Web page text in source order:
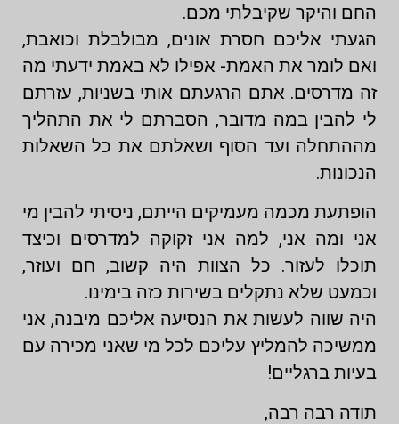
החם והיקר שקיבלתי מכם.
הגעתי אליכם חסרת אונים, מבולבלת וכואבת,
ואם לומר את האמת- אפילו לא באמת ידעתי מה
זה מדרסים. אתם הרגעתם אותי בשניות, עזרתם
לי להבין במה מדובר, הסברתם לי את התהליך
מההתחלה ועד הסוף ושאלתם את כל השאלות
הנכונות.
הופתעת מכמה מעמיקים הייתם, ניסיתי להבין מי
אני ומה אני, למה אני זקוקה למדרסים וכיצד
תוכלו לעזור. כל הצוות היה קשוב, חם ועוזר,
וכמעט שלא נתקלים בשירות כזה בימינו.
היה שווה לעשות את הנסיעה אליכם מיבנה, אני
ממשיכה להמליץ עליכם לכל מי שאני מכירה עם
בעיות ברגליים!
תודה רבה רבה,